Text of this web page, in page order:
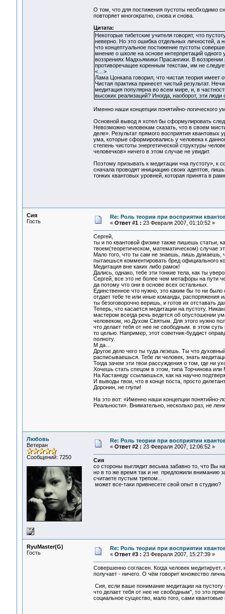
О том, что для постижения пустоты необходимо
повторяет многократно, снова и снова.
Цитата:
Некоторые тибетские учителя говорят, что
неверно. Но это ошибка отдельных личностей, а
что концептуальное постижение пустоты
мнение о школе на основе интерпретаций
воззрениях Мадхьямики Прасангики. В
противоречащее коренным текстам, им не
<…>
Лама Цонкапа говорил, что чистая теория имеет
Чистая практика принесет чистый результат.
медитация популярна во всем мире, и, в
высоких реализаций? Иногда, наоборот, эти
Именно наши концепции понятийно-логического
Основной вывод я хотел бы сформулировать
Невозможно человекам сказать, что в своем
деле». Результат прямого восприятия
ума, которые сформировались у человека к
степень чистоты энергетической структуры
человечков» ничего в этом случае не увидит.
Поэтому призывать к медитации «на пустоту», к
сначала проводят инициацию своих адептов,
тонких квантовых уровней, которая принята в
Сия
Гость
Re: Роль теории при восприятии
« Ответ #1 : 23 Февраля 2007, 01:10:52 »
Сергей,
ты и по квантовой физике также пишешь статьи,
твоем(теоретическом, математическом) случае
Мало того, что ты сам не знаешь, лишь думаешь,
пытаешься комментировать бред официального
Медитация вне каких либо рамок!
Дались, однако, тебе эти тонкие тела, как ты
Сергей, все это не более чем метафоры на пути
да потому что они в основе всех остальных.
Единственное что нужно, это каким бы то ни было
отдает тебе те или иные команды, распоряжения
ты безоговорочно веришь, и готов их отставать
Теперь, что касается медитации на пустоту.
мастером всегда речь ведется об опустошении
человеком, но Духом Святым. Для этого нужно
что делает тебя от нее не свободным. в этом
то целью. Например, этот советник-буддист
полноту.
М да…
Другое дело чего ты туда лезешь. Ты что
расписываешься. Тебе ли человек, знать
Тогда зачем эти твои рассуждения о том, где ни
Хочешь стать спецом в этом, типа Торчинова или
На Кастанеду ссылаешься, как на научно
И выводы твои, что в конце поста, просто
Доронин, не глупи!
На это вот: «Именно наши концепции понятийно-
Реальности». Внимательно, несколько раз, не
Любовь
Ветеран
Сообщений: 7250
Re: Роль теории при восприятии
« Ответ #2 : 23 Февраля 2007, 12:06:52 »
Сия
со стороны выглядит весьма забавно то, что Вы
но в то же время так и не предложили вниманию
считаете пустым трепом...
может все-таки привнесете свой опыт в студию?
RyuMaster(G)
Гость
Re: Роль теории при восприятии
« Ответ #3 : 23 Февраля 2007, 15:27:39 »
Совершенно согласен. Когда человек
получает - ничего. О чём говорит множество
Сия, если ваше понимание медитации на
что делает тебя от нее не свободным", то это
социальное существо, мало того, сами